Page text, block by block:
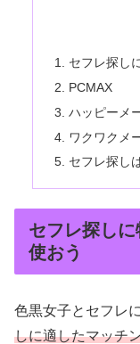
セフレ探し
PCMAX
ハッピーメ
ワクワクメ
セフレ探し
セフレ探し
使おう
色黒女子とセフレ
しに適したマッチ